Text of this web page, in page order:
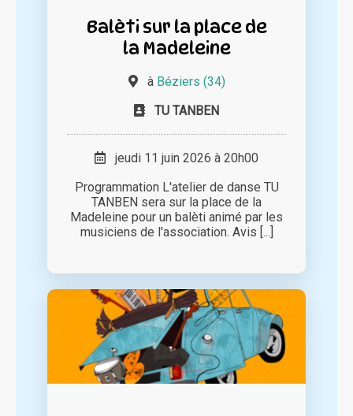
Balèti sur la place de
la Madeleine
à Béziers (34)
TU TANBEN
jeudi 11 juin 2026 à 20h00
Programmation L'atelier de danse TU
TANBEN sera sur la place de la
Madeleine pour un balèti animé par les
musiciens de l'association. Avis [...]